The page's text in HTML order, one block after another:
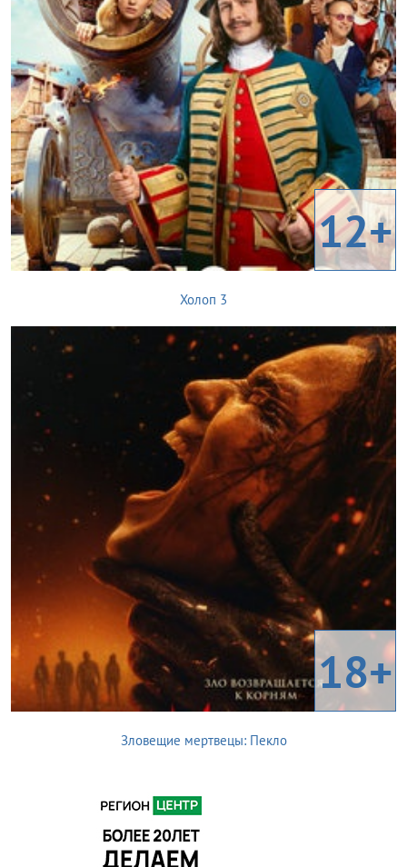
12+
Холоп 3
18+
Зловещие мертвецы: Пекло